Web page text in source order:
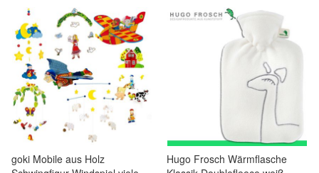
goki Mobile aus Holz
Hugo Frosch Wärmflasche